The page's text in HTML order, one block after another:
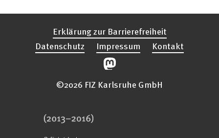
Erklärung zur Barrierefreiheit
Datenschutz
Impressum Kontakt
©2026 FIZ Karlsruhe GmbH